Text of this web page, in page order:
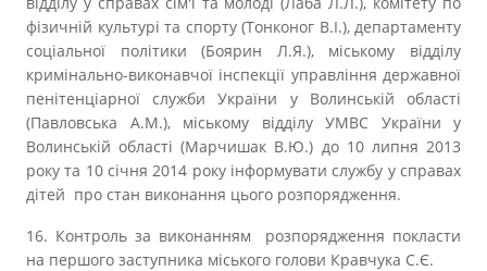
фізичній культурі та спорту (Тонконог В.І.), департаменту
соціальної політики (Боярин Л.Я.), міському відділу
кримінально-виконавчої інспекції управління державної
пенітенціарної служби України у Волинській області
(Павловська А.М.), міському відділу УМВС України у
Волинській області (Марчишак В.Ю.) до 10 липня 2013
року та 10 січня 2014 року інформувати службу у справах
дітей про стан виконання цього розпорядження.
16. Контроль за виконанням розпорядження покласти
на першого заступника міського голови Кравчука С.Є.